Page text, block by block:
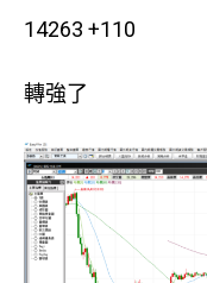
14263 +110
轉強了